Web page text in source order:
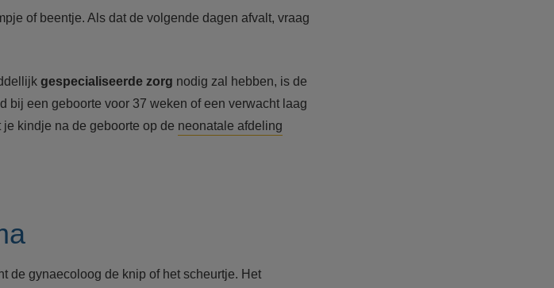
of beentje. Als dat de volgende dagen afvalt, vraag
gespecialiseerde zorg nodig zal hebben, is de
bij een geboorte voor 37 weken of een verwacht laag
kindje na de geboorte op de neonatale afdeling
de gynaecoloog de knip of het scheurtje. Het